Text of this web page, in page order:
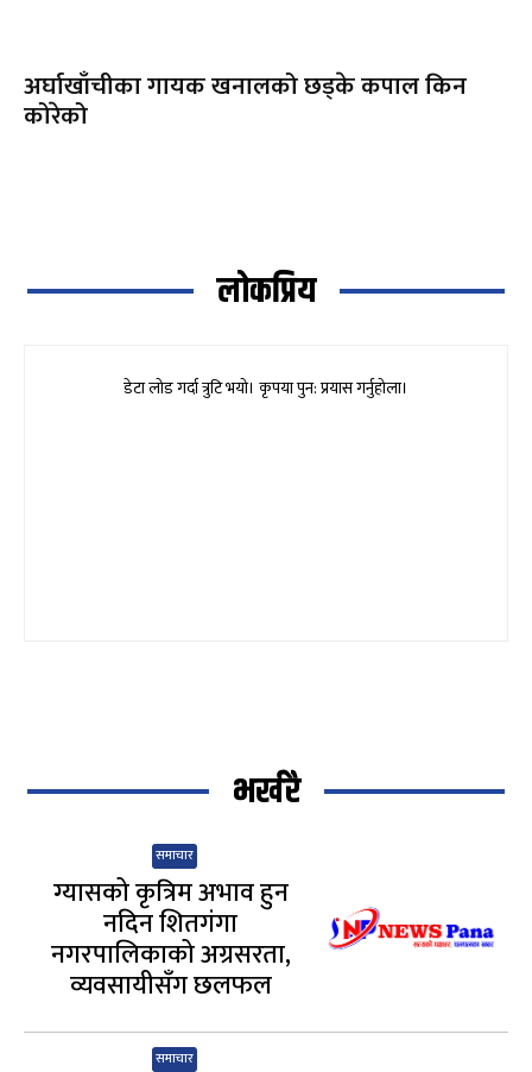
अर्घाखाँचीका गायक खनालको छड्के कपाल किन
कोरेको
लोकप्रिय
डेटा लोड गर्दा त्रुटि भयो। कृपया पुन: प्रयास गर्नुहोला।
भर्खरै
समाचार
ग्यासको कृत्रिम अभाव हुन
नदिन शितगंगा
नगरपालिकाको अग्रसरता,
व्यवसायीसँग छलफल
समाचार